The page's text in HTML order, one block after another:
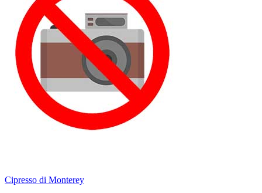
Cipresso di Monterey